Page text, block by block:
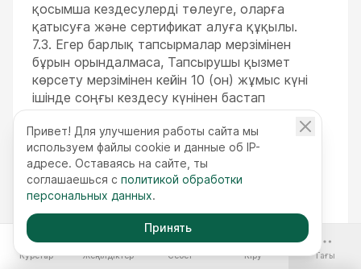
қосымша кездесулерді төлеуге, оларға
қатысуға және сертификат алуға құқылы.
7.3. Егер барлық тапсырмалар мерзімінен
бұрын орындалмаса, Тапсырушы қызмет
көрсету мерзімінен кейін 10 (он) жұмыс күні
ішінде соңғы кездесу күнінен бастап
тапсырманың жетіспейтін бөлігін
Орындаушыға беруге құқылы.
7.4. Қызметті онлайн форматтарда (соның
ішінде жылдық қолжетімділік, онлайн
көрермен және онлайн көрермен (семестр))
алу кезінде — сертификаттар берілмейді.
7.5. Сертификат Орындаушы, Тапсырыс
берушінің таңдауы бойынша, олға
электрондық пошта арқылы жібереді немесе
Курстар Жеңілдіктер Себет Кіру Тағы
Привет! Для улучшения работы сайта мы
используем файлы cookie и данные об IP-
адресе. Оставаясь на сайте, ты
соглашаешься с политикой обработки
персональных данных.
Принять